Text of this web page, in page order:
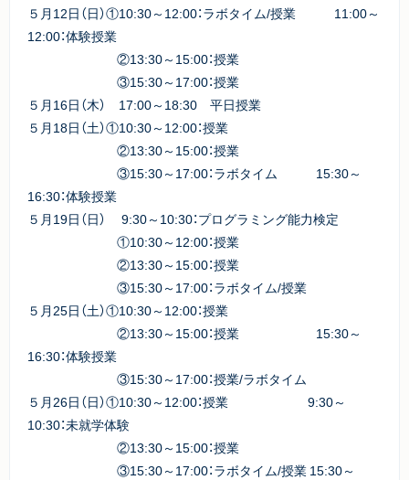
５月12日（日）①10:30～12:00：ラボタイム/授業 11:00～
12:00：体験授業
②13:30～15:00：授業
③15:30～17:00：授業
５月16日（木） 17:00～18:30 平日授業
５月18日（土）①10:30～12:00：授業
②13:30～15:00：授業
③15:30～17:00：ラボタイム 15:30～
16:30：体験授業
５月19日（日） 9:30～10:30：プログラミング能力検定
①10:30～12:00：授業
②13:30～15:00：授業
③15:30～17:00：ラボタイム/授業
５月25日（土）①10:30～12:00：授業
②13:30～15:00：授業 15:30～
16:30：体験授業
③15:30～17:00：授業/ラボタイム
５月26日（日）①10:30～12:00：授業 9:30～
10:30：未就学体験
②13:30～15:00：授業
③15:30～17:00：ラボタイム/授業 15:30～